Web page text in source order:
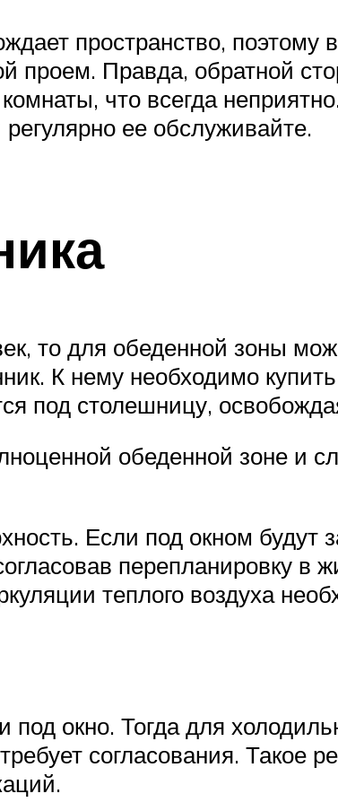
пространство, поэтому
проем. Правда, обратной
что всегда
ее обслуживайте.
то для обеденной зоны
К нему необходимо
под столешницу,
обеденной зоне и
Если под окном
перепланировку
теплого воздуха
окно. Тогда для
согласования. Такое